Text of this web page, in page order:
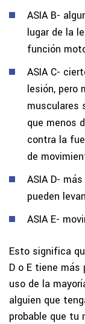
ASIA B-
lugar de la
función
ASIA C-
lesión, pero
musculares
que menos
contra la
de
ASIA D-
pueden
ASIA E-
Esto significa
D o E tiene más
uso de la
alguien que
probable que tu